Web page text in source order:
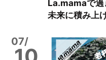
La.mamaで過
未来に積み上
07/